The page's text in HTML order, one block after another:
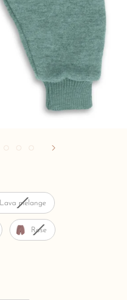
Lava melange
Rose